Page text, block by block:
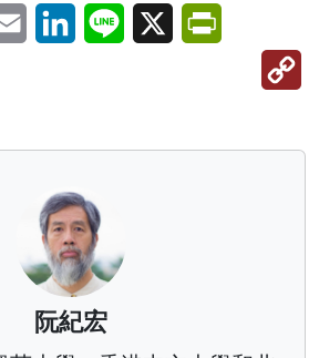
Email LinkedInLine X
阮紀宏